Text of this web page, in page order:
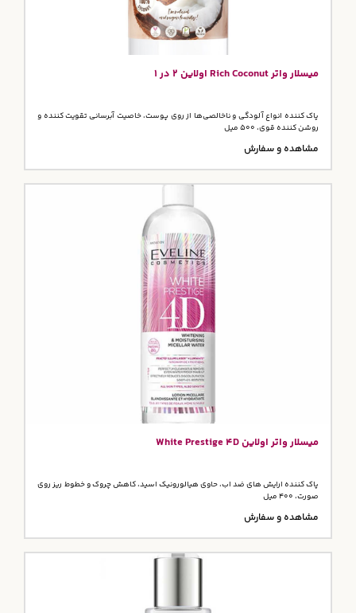
میسلار واتر Rich Coconut اولاین 2 در 1
پاک کننده انواع آلودگی و ناخالصی‌ها از روی پوست، خاصیت آبرسانی تقویت کننده و
روشن کننده قوی، 500 میل
مشاهده و سفارش
میسلار واتر اولاین White Prestige 4D
پاک کننده ارایش های ضد اب، حاوی هیالورونیک اسید، کاهش چروک و خطوط ریز روی
صورت، 400 میل
مشاهده و سفارش